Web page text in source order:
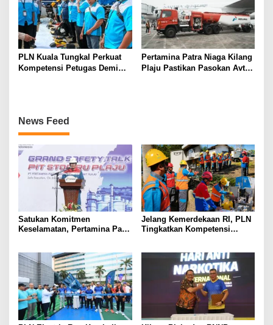
PLN Kuala Tungkal Perkuat
Kompetensi Petugas Demi
Pertamina Patra Niaga Kilang
Plaju Pastikan Pasokan Avtur
News Feed
Satukan Komitmen
Keselamatan, Pertamina Patra
Pit Stop Tahap II 2026
Jelang Kemerdekaan RI, PLN
Tingkatkan Kompetensi